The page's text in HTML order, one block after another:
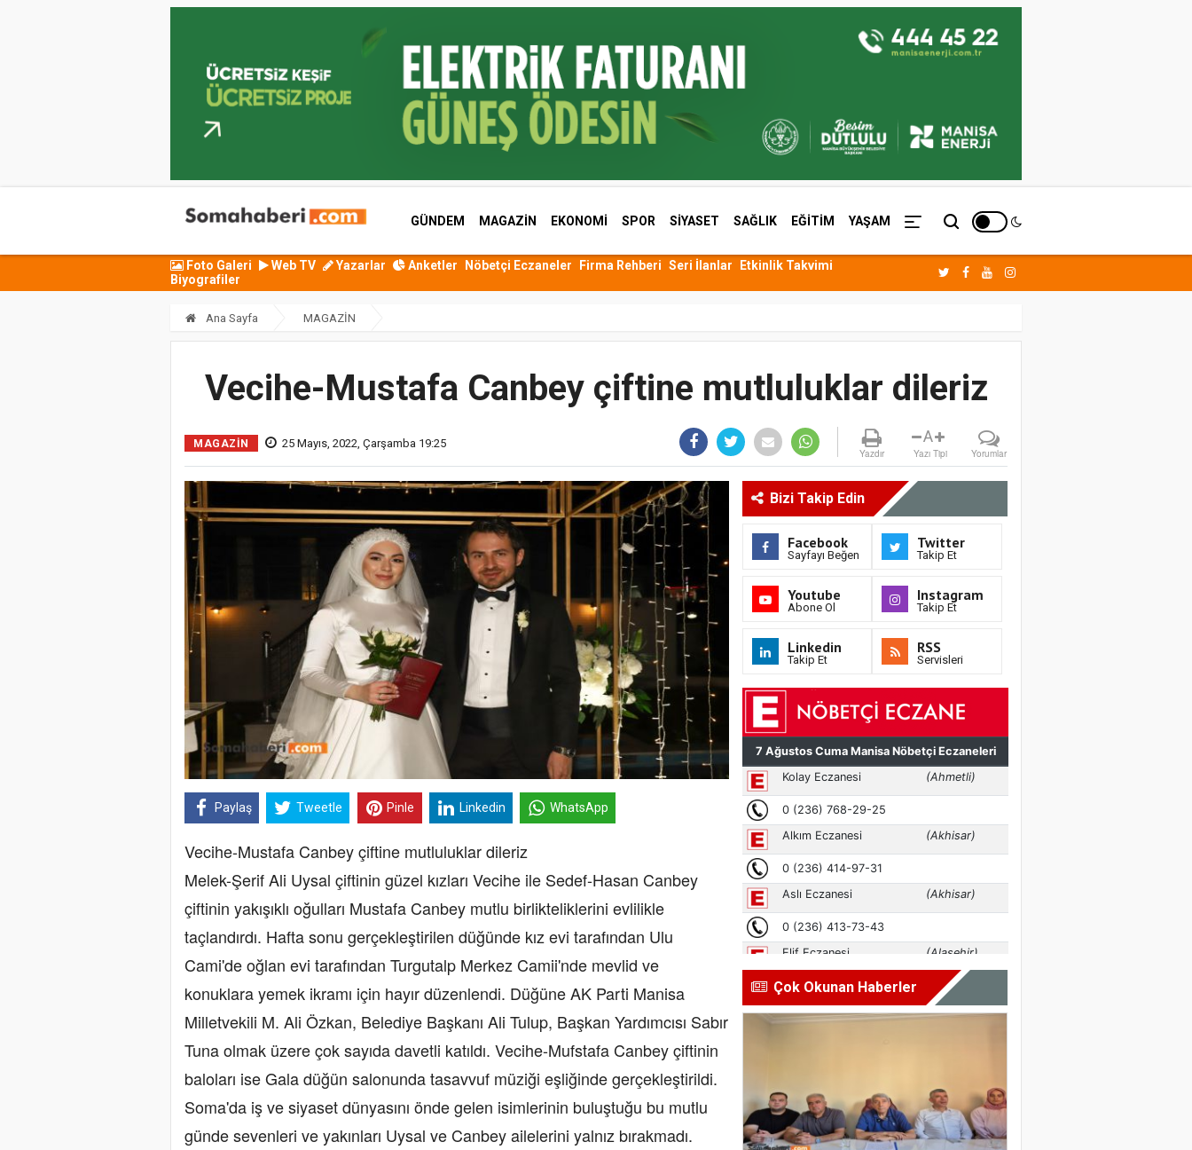
GÜNDEM MAGAZİN EKONOMİ SPOR SİYASET SAĞLIK EĞİTİM YAŞAM
Foto Galeri Web TV Yazarlar Anketler Nöbetçi Eczaneler Firma Rehberi Seri İlanlar
Etkinlik Takvimi
Biyografiler
Ana Sayfa MAGAZİN
Vecihe-Mustafa Canbey çiftine mutluluklar dileriz
MAGAZİN 25 Mayıs, 2022, Çarşamba 19:25
Yazdır
A
Yazı Tipi Yorumlar
Paylaş Tweetle Pinle Linkedin WhatsApp
Vecihe-Mustafa Canbey çiftine mutluluklar dileriz
Melek-Şerif Ali Uysal çiftinin güzel kızları Vecihe ile Sedef-Hasan Canbey
çiftinin yakışıklı oğulları Mustafa Canbey mutlu birlikteliklerini evlilikle
taçlandırdı. Hafta sonu gerçekleştirilen düğünde kız evi tarafından Ulu
Cami'de oğlan evi tarafından Turgutalp Merkez Camii'nde mevlid ve
konuklara yemek ikramı için hayır düzenlendi. Düğüne AK Parti Manisa
Milletvekili M. Ali Özkan, Belediye Başkanı Ali Tulup, Başkan Yardımcısı Sabır
Tuna olmak üzere çok sayıda davetli katıldı. Vecihe-Mufstafa Canbey çiftinin
baloları ise Gala düğün salonunda tasavvuf müziği eşliğinde gerçekleştirildi.
Soma'da iş ve siyaset dünyasını önde gelen isimlerinin buluştuğu bu mutlu
günde sevenleri ve yakınları Uysal ve Canbey ailelerini yalnız bırakmadı.
Bizi Takip Edin
Facebook
Sayfayı Beğen
Twitter
Takip Et
Youtube
Abone Ol
Instagram
Takip Et
Linkedin
Takip Et
RSS
Servisleri
Çok Okunan Haberler